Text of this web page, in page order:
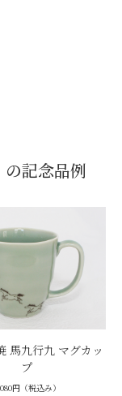
記念品例
馬九行九 マグカッ
プ
円（税込み）